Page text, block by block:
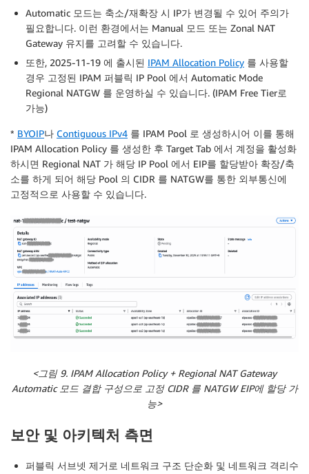
Automatic 모드는 축소/재확장 시 IP가 변경될 수 있어 주의가
필요합니다. 이런 환경에서는 Manual 모드 또는 Zonal NAT
Gateway 유지를 고려할 수 있습니다.
또한, 2025-11-19 에 출시된 IPAM Allocation Policy 를 사용할
경우 고정된 IPAM 퍼블릭 IP Pool 에서 Automatic Mode
Regional NATGW 를 운영하실 수 있습니다. (IPAM Free Tier로
가능)
* BYOIP나 Contiguous IPv4 를 IPAM Pool 로 생성하시어 이를 통해
IPAM Allocation Policy 를 생성한 후 Target Tab 에서 계정을 활성화
하시면 Regional NAT 가 해당 IP Pool 에서 EIP를 할당받아 확장/축
소를 하게 되어 해당 Pool 의 CIDR 를 NATGW를 통한 외부통신에
고정적으로 사용할 수 있습니다.
<그림 9. IPAM Allocation Policy + Regional NAT Gateway
Automatic 모드 결합 구성으로 고정 CIDR 를 NATGW EIP에 할당가
능>
보안 및 아키텍처 측면
퍼블릭 서브넷 제거로 네트워크 구조 단순화 및 네트워크 격리수